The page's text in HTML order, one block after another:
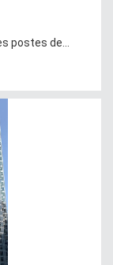
postes de...